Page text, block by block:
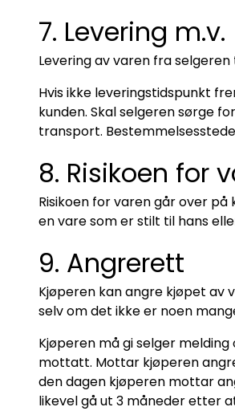
7. Levering m.v.
Levering av varen fra
Hvis ikke leveringstidspunkt
kunden. Skal selgeren sørge
transport.
8. Risikoen for
Risikoen for varen går over
en vare som er stilt til hans
9. Angrerett
Kjøperen kan angre kjøpet
selv om det ikke er noen
Kjøperen må gi selger
mottatt. Mottar kjøperen
den dagen kjøperen mottar
likevel gå ut 3 måneder etter